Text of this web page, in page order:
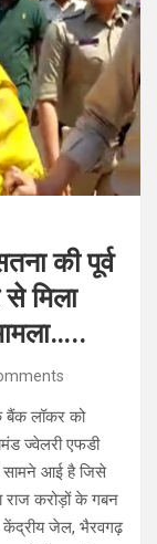
की पूर्व
मिला
बैंक लॉकर को
ज्वेलरी एफडी
सामने आई है जिसे
राज करोड़ों के गबन
केंद्रीय जेल, भैरवगढ़